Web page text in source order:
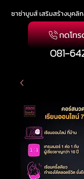
ซาซ่าบูบส์ เสริมสร้างบุคลิ
081-
กดโทร